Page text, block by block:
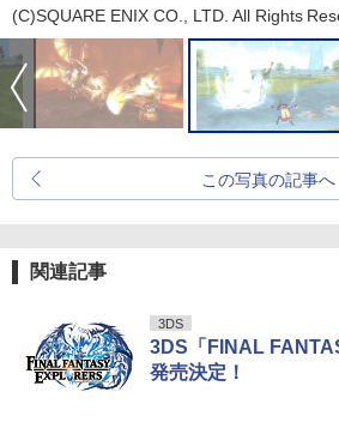
(C)SQUARE ENIX CO., LTD. All Rights
この写真の記事へ
関連記事
3DS
3DS「FINAL
発売決定！